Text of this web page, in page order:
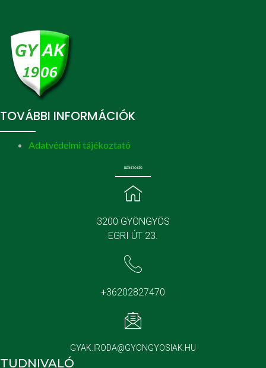
TOVÁBBI INFORMÁCIÓK
Adatvédelmi tájékoztató
ELÉRHETŐSÉG
3200 GYÖNGYÖS
EGRI ÚT 23.
+36202827470
GYAK.IRODA@GYONGYOSIAK.HU
TUDNIVALÓ